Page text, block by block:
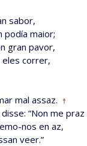
sabor,
podía maior;
gran pavor,
eles correr,
mal assaz. †
“Non me praz
nos en az,
veer.”